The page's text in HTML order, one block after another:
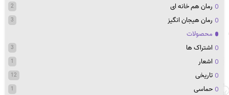
رمان هم خانه ای 2
رمان هیجان انگیز 3
محصولات
اشتراک ها
3
اشعار 1
تاریخی 12
حماسی 1